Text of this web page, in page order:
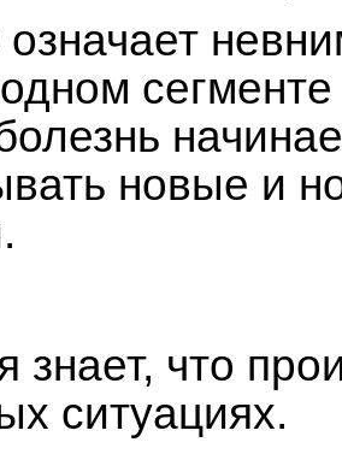
означает
сегменте
новые и
знает, что
ситуациях.